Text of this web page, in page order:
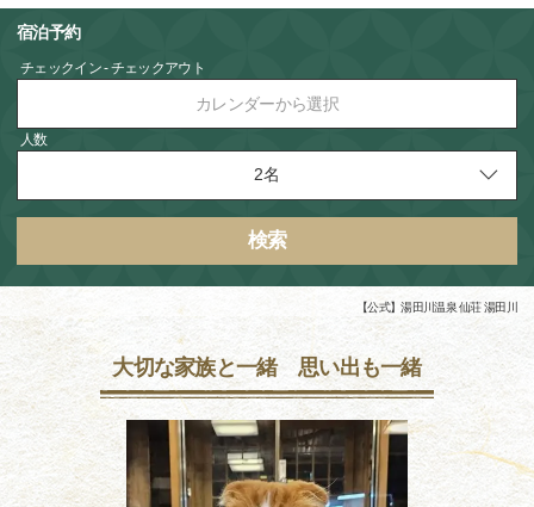
宿泊予約
チェックイン - チェックアウト
カレンダーから選択
人数
検索
【公式】湯田川温泉 仙荘 湯田川
大切な家族と一緒 思い出も一緒